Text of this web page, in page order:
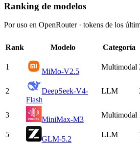
Ranking de modelos
Por uso en OpenRouter · tokens de los
Rank Modelo Categoría
1
MiMo-V2.5
Multimodal
2
DeepSeek-V4-
Flash
LLM
3
MiniMax-M3
Multimodal
5
GLM-5.2
LLM